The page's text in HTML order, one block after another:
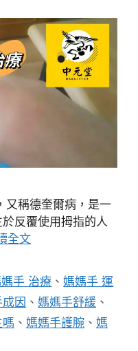
又稱德奎爾病，是一
反覆使用拇指的人
全文
手 治療 、媽媽手 運
因 、 媽媽手舒緩 、
、 媽媽手護腕 、 媽